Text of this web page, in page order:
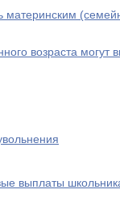
материнским
возраста
выплаты